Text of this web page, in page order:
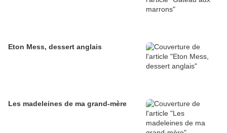
Eton Mess, dessert anglais
Les madeleines de ma grand-mère